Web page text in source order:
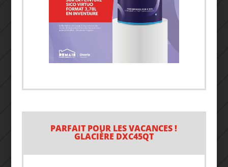
PARFAIT POUR LES VACANCES !
GLACIÈRE DXC45QT